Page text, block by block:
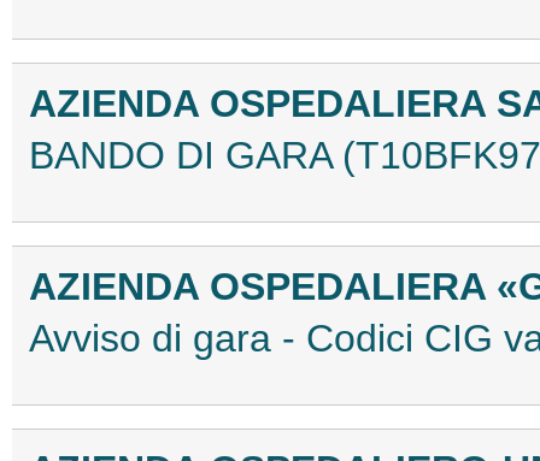
AZIENDA OSPEDALIERA
BANDO DI GARA
AZIENDA OSPEDALIERA
Avviso di gara - Codici CIG